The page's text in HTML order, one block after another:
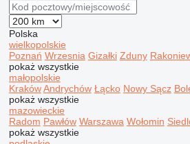
Polska
wielkopolskie
Poznań Wrzesnia Gizałki Zduny
pokaż wszystkie
małopolskie
Kraków Andrychów Łącko Nowy Sącz
pokaż wszystkie
mazowieckie
Radom Pawłów Warszawa Wołomin
pokaż wszystkie